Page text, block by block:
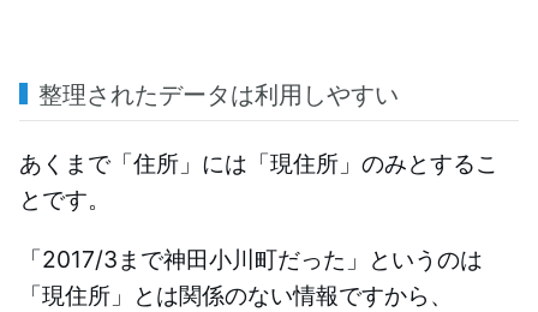
整理されたデータは利用しやすい
あくまで「住所」には「現住所」のみとするこ
とです。
「2017/3まで神田小川町だった」というのは
「現住所」とは関係のない情報ですから、